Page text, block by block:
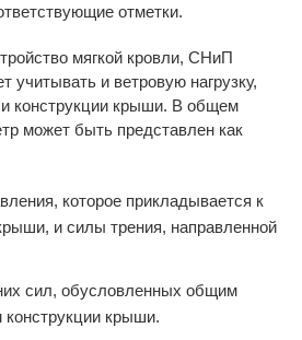
отметки.
мягкой кровли, СНиП
учитывать и ветровую нагрузку,
конструкции крыши. В общем
может быть представлен как
которое прикладывается к
и силы трения, направленной
сил, обусловленных общим
конструкции крыши.